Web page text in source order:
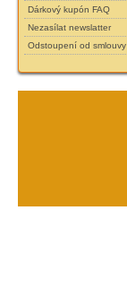
Dárkový kupón FAQ
Nezasílat newslatter
Odstoupení od smlouvy